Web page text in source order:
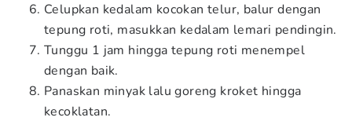
Celupkan kedalam kocokan telur, balur dengan
tepung roti, masukkan kedalam lemari pendingin.
Tunggu 1 jam hingga tepung roti menempel
dengan baik.
Panaskan minyak lalu goreng kroket hingga
kecoklatan.